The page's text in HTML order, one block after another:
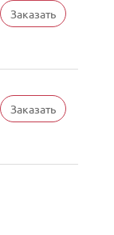
Заказать
Заказать